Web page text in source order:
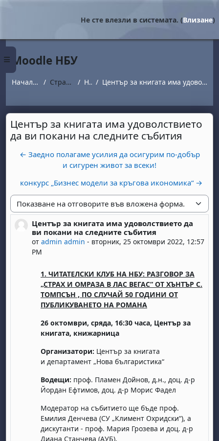
Страничен панел
Не сте влезли в системата. (Влизане)
Moodle НБУ
Начална страница Страници от сайта Новини Център за книгата има удоволствието да ви покани на следните събития
Център за книгата има удоволствието
да ви покани на следните събития
← Заедно полагаме усилия да осигурим по-добър
и сигурен живот за всеки!
конкурс „Бизнес модели за кръгова икономика“ →
Начин на показване
Център за книгата има удоволствието да
ви покани на следните събития
от admin admin - вторник, 25 октомври 2022, 12:57
PM
Number of replies: 0
1. ЧИТАТЕЛСКИ КЛУБ НА НБУ: РАЗГОВОР ЗА
„СТРАХ И ОМРАЗА В ЛАС ВЕГАС“ ОТ ХЪНТЪР С.
ТОМПСЪН , ПО СЛУЧАЙ 50 ГОДИНИ ОТ
ПУБЛИКУВАНЕТО НА РОМАНА
26 октомври, сряда, 16:30 часа, Център за
книгата, книжарница
Организатори: Център за книгата
и департамент „Нова българистика“
Водещи: проф. Пламен Дойнов, д.н., доц. д-р
Йордан Ефтимов, доц. д-р Морис Фадел
Модератор на събитието ще бъде проф.
Емилия Денчева (СУ „Климент Охридски“), а
дискутанти - проф. Мария Грозева и доц. д-р
Диана Станчева (АУБ).